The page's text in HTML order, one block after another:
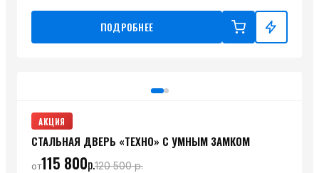
ПОДРОБНЕЕ
АКЦИЯ
СТАЛЬНАЯ ДВЕРЬ «ТЕХНО» С УМНЫМ ЗАМКОМ
от115 800р.120 500р.